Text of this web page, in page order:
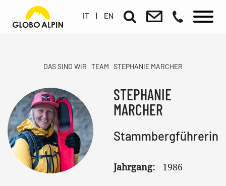
IT | EN
DAS SIND WIR TEAM STEPHANIE MARCHER
STEPHANIE
MARCHER
Stammbergführerin
Jahrgang: 1986